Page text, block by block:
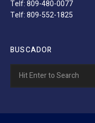
Telf: 809-480-0077
Telf: 809-552-1825
BUSCADOR
for: